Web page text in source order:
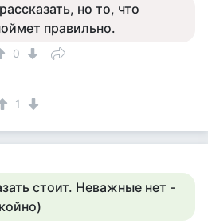
но то, что
правильно.
0
1
стоит. Неважные нет -